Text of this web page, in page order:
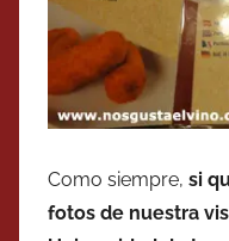
Como siempre, si
fotos de nuestra